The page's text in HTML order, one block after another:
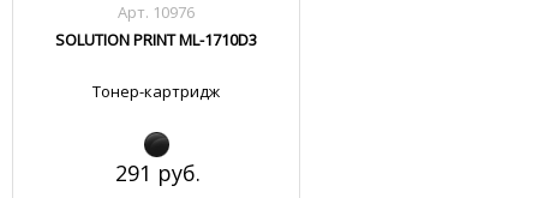
Арт. 10976
SOLUTION PRINT ML-1710D3
Тонер-картридж
291 руб.